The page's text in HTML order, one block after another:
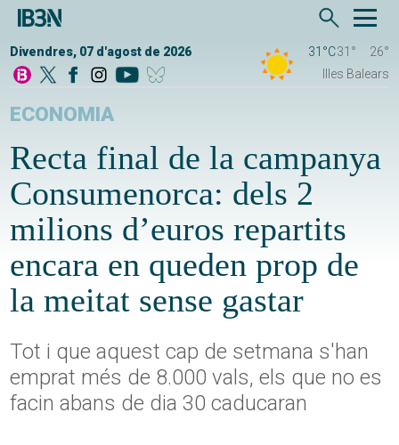
Divendres, 07 d'agost de 2026 31°C31°
26°
Illes Balears
ECONOMIA
Recta final de la campanya
Consumenorca: dels 2
milions d’euros repartits
encara en queden prop de
la meitat sense gastar
Tot i que aquest cap de setmana s'han
emprat més de 8.000 vals, els que no es
facin abans de dia 30 caducaran